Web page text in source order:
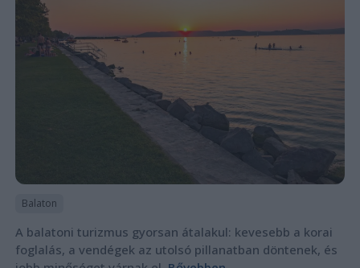
Balaton
A balatoni turizmus gyorsan átalakul: kevesebb a korai
foglalás, a vendégek az utolsó pillanatban döntenek, és